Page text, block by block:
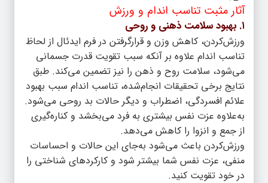
آثار مثبت تناسب اندام و ورزش
۱. بهبود سلامت ذهنی و روحی
ورزش‌کردن، کاهش وزن و قرارگرفتن در فرم ایدئال از لحاظ
تناسب اندام علاوه بر آنکه سبب تقویت قدرت جسمانی
می‌شود، سلامت روح و ذهن را نیز تضمین می‌کند. طبق
نتایج برخی تحقیقات انجام‌شده، تناسب اندام سبب بهبود
علائم افسردگی، اضطراب و دیگر حالات بد روحی می‌شود.
به‌علاوه‌ عزت نفس بیشتری به فرد می‌بخشد و کناره‌گیری
از جمع و انزوا را کاهش می‌دهد.
ورزش‌کردن باعث می‌شود به‌جای این حالات و احساسات
منفی، عزت نفس شما بیشتر شود و کارکردهای شناختی را
در خود تقویت کنید.